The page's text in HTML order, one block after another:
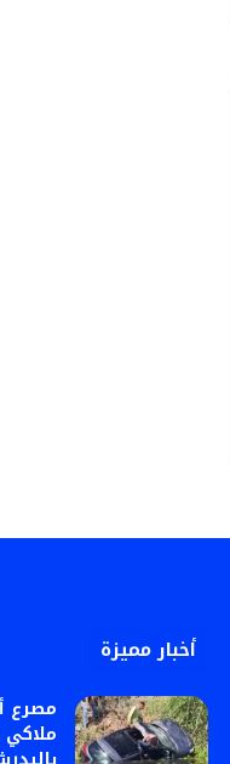
أخبار مميزة
مصرع
ملاكي